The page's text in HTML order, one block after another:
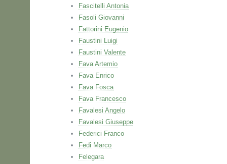
Fascitelli Antonia
Fasoli Giovanni
Fattorini Eugenio
Faustini Luigi
Faustini Valente
Fava Artemio
Fava Enrico
Fava Fosca
Fava Francesco
Favalesi Angelo
Favalesi Giuseppe
Federici Franco
Fedi Marco
Felegara